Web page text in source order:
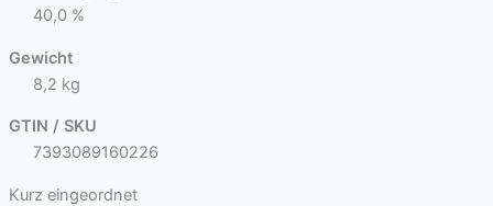
40,0 %
Gewicht
8,2 kg
GTIN / SKU
7393089160226
Kurz eingeordnet